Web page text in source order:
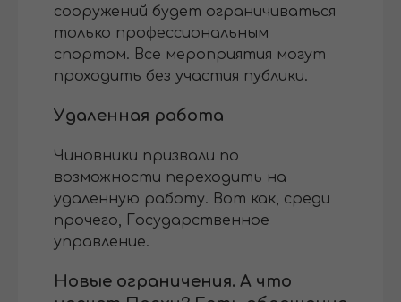
сооружений будет ограничиваться
только профессиональным
спортом. Все мероприятия могут
проходить без участия публики.
Удаленная работа
Чиновники призвали по
возможности переходить на
удаленную работу. Вот как, среди
прочего, Государственное
управление.
Новые ограничения. А что